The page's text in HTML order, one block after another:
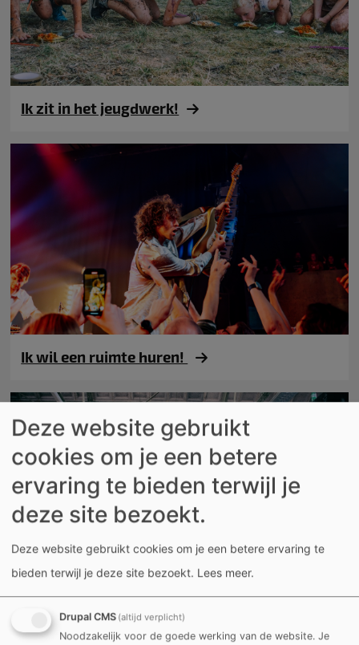
Ik zit in het jeugdwerk!
Ik wil een ruimte huren!
Deze website gebruikt
cookies om je een betere
ervaring te bieden terwijl je
deze site bezoekt.
Deze website gebruikt cookies om je een betere ervaring te
bieden terwijl je deze site bezoekt. Lees meer.
Drupal CMS (altijd verplicht)
Noodzakelijk voor de goede werking van de website. Je